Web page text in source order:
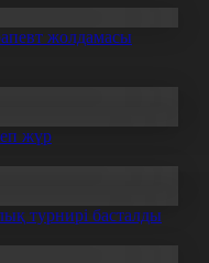
жолдамасы
жүр
турнирі басталды